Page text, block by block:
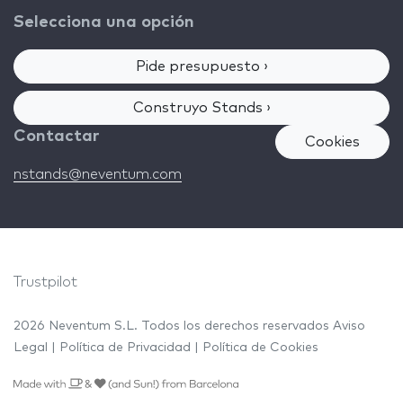
Selecciona una opción
Pide presupuesto ›
Construyo Stands ›
Contactar
nstands@neventum.com
Cookies
Trustpilot
2026 Neventum S.L. Todos los derechos reservados Aviso
Legal
Política de Privacidad Política de Cookies